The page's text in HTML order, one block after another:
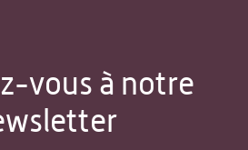
vous à notre